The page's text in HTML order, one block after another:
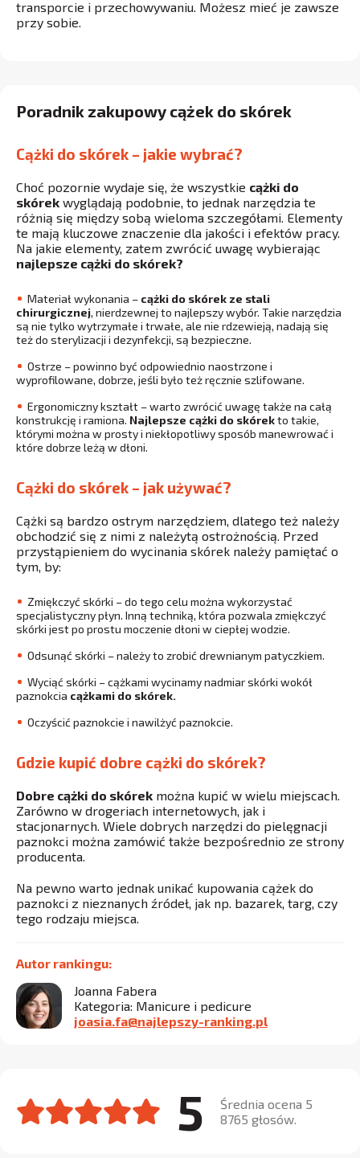
transporcie i przechowywaniu. Możesz mieć je zawsze
przy sobie.
Poradnik zakupowy cążek do skórek
Cążki do skórek – jakie wybrać?
Choć pozornie wydaje się, że wszystkie cążki do
skórek wyglądają podobnie, to jednak narzędzia te
różnią się między sobą wieloma szczegółami. Elementy
te mają kluczowe znaczenie dla jakości i efektów pracy.
Na jakie elementy, zatem zwrócić uwagę wybierając
najlepsze cążki do skórek?
Materiał wykonania – cążki do skórek ze stali
chirurgicznej, nierdzewnej to najlepszy wybór. Takie narzędzia
są nie tylko wytrzymałe i trwałe, ale nie rdzewieją, nadają się
też do sterylizacji i dezynfekcji, są bezpieczne.
Ostrze – powinno być odpowiednio naostrzone i
wyprofilowane, dobrze, jeśli było też ręcznie szlifowane.
Ergonomiczny kształt – warto zwrócić uwagę także na całą
konstrukcję i ramiona. Najlepsze cążki do skórekto takie,
którymi można w prosty i niekłopotliwy sposób manewrować i
które dobrze leżą w dłoni.
Cążki do skórek – jak używać?
Cążki są bardzo ostrym narzędziem, dlatego też należy
obchodzić się z nimi z należytą ostrożnością. Przed
przystąpieniem do wycinania skórek należy pamiętać o
tym, by:
Zmiękczyć skórki – do tego celu można wykorzystać
specjalistyczny płyn. Inną techniką, która pozwala zmiękczyć
skórki jest po prostu moczenie dłoni w ciepłej wodzie.
Odsunąć skórki – należy to zrobić drewnianym patyczkiem.
Wyciąć skórki – cążkami wycinamy nadmiar skórki wokół
paznokcia cążkami do skórek.
Oczyścić paznokcie i nawilżyć paznokcie.
Gdzie kupić dobre cążki do skórek?
Dobre cążki do skórek można kupić w wielu miejscach.
Zarówno w drogeriach internetowych, jak i
stacjonarnych. Wiele dobrych narzędzi do pielęgnacji
paznokci można zamówić także bezpośrednio ze strony
producenta.
Na pewno warto jednak unikać kupowania cążek do
paznokci z nieznanych źródeł, jak np. bazarek, targ, czy
tego rodzaju miejsca.
Autor rankingu:
Joanna Fabera
Kategoria: Manicure i pedicure
joasia.fa@najlepszy-ranking.pl
5
Średnia ocena 5
8765 głosów.